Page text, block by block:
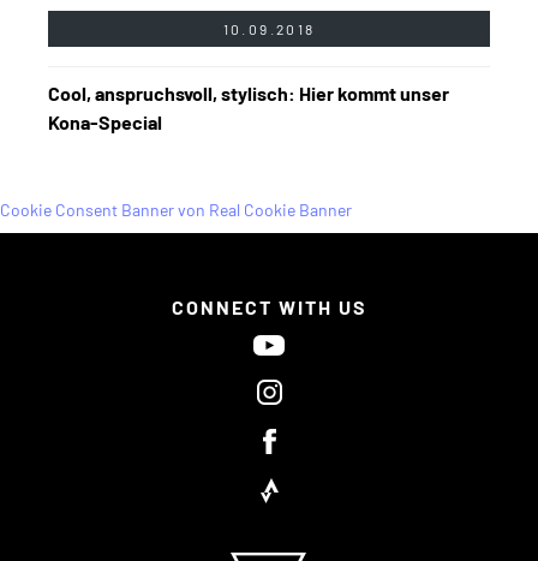
10.09.2018
Cool, anspruchsvoll, stylisch: Hier kommt unser
Kona-Special
CONNECT WITH US
Cookie Consent Banner von Real Cookie Banner